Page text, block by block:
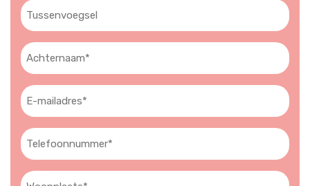
Tussenvoegsel
Achternaam
(Vereist)
E-
mailadres
(Vereist)
Telefoon
(Vereist)
Woonplaats